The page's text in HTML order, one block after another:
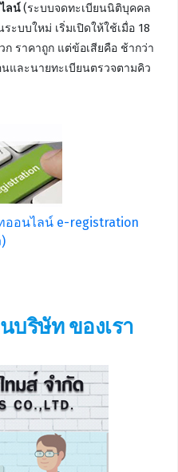
ลน์(ระบบจดทะเบียนนิติบุคคล
ะบบใหม่ เริ่มเปิดให้ใช้เมื่อ 18
ก ราคาถูก แต่ข้อเสียคือ ช้ากว่า
และนายทะเบียนตรวจตามคิว
อนไลน์ e-registration
บริษัท ของเรา